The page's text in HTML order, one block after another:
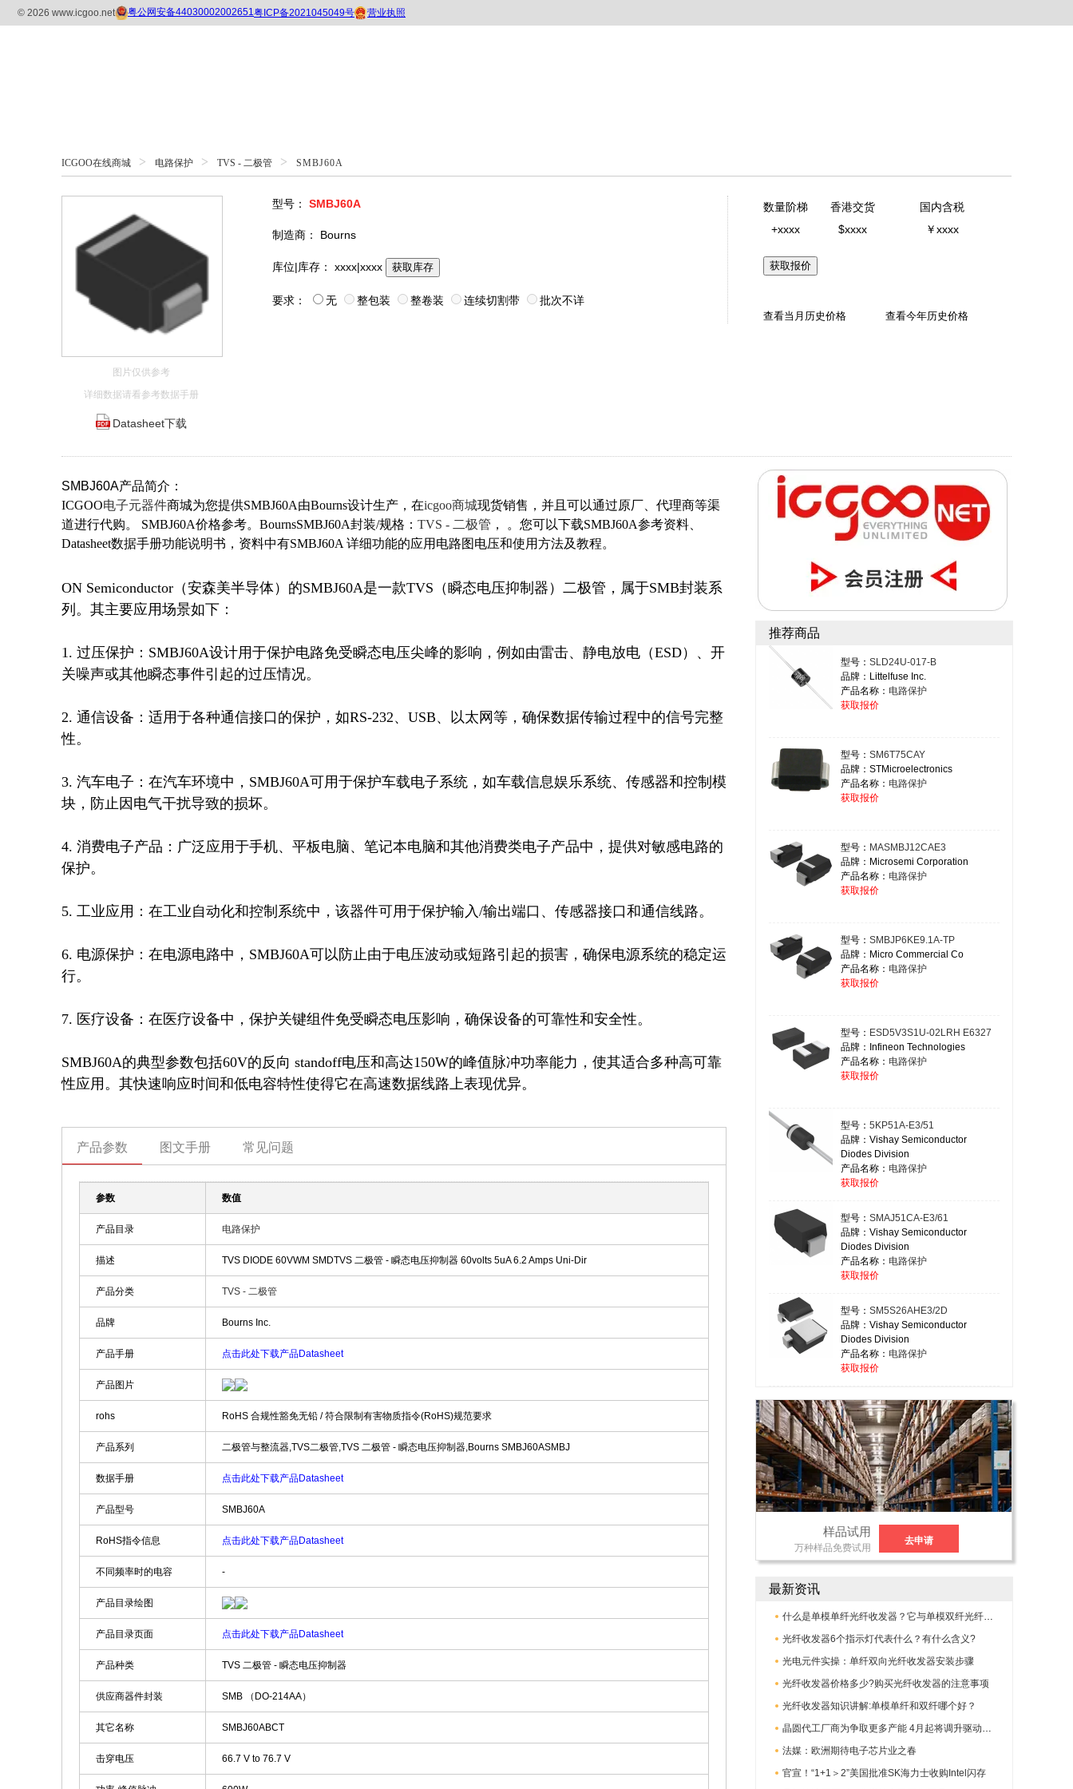
ICGOO在线商城 > 电路保护 > TVS - 二极管 > SMBJ60A
图片仅供参考
详细数据请看参考数据手册
Datasheet下载
型号： SMBJ60A
制造商： Bourns
库位|库存： xxxx|xxxx 获取库存
要求： 无 整包装 整卷装 连续切割带 批次不详
数量阶梯 香港交货
国内含税
+xxxx
$xxxx ￥xxxx
获取报价
查看当月历史价格 查看今年历史价格
SMBJ60A产品简介：
ICGOO电子元器件商城为您提供SMBJ60A由Bourns设计生产，在icgoo商城现货销售，并且可以通过原厂、代理商等渠
道进行代购。 SMBJ60A价格参考。BournsSMBJ60A封装/规格： TVS - 二极管 ， 。您可以下载SMBJ60A参考资料、
Datasheet数据手册功能说明书，资料中有SMBJ60A 详细功能的应用电路图电压和使用方法及教程。
ON Semiconductor（安森美半导体）的SMBJ60A是一款TVS（瞬态电压抑制器）二极管，属于SMB封装系
列。其主要应用场景如下：
1. 过压保护：SMBJ60A设计用于保护电路免受瞬态电压尖峰的影响，例如由雷击、静电放电（ESD）、开
关噪声或其他瞬态事件引起的过压情况。
2. 通信设备：适用于各种通信接口的保护，如RS-232、USB、以太网等，确保数据传输过程中的信号完整
性。
3. 汽车电子：在汽车环境中，SMBJ60A可用于保护车载电子系统，如车载信息娱乐系统、传感器和控制模
块，防止因电气干扰导致的损坏。
4. 消费电子产品：广泛应用于手机、平板电脑、笔记本电脑和其他消费类电子产品中，提供对敏感电路的
保护。
5. 工业应用：在工业自动化和控制系统中，该器件可用于保护输入/输出端口、传感器接口和通信线路。
6. 电源保护：在电源电路中，SMBJ60A可以防止由于电压波动或短路引起的损害，确保电源系统的稳定运
行。
7. 医疗设备：在医疗设备中，保护关键组件免受瞬态电压影响，确保设备的可靠性和安全性。
SMBJ60A的典型参数包括60V的反向 standoff电压和高达150W的峰值脉冲功率能力，使其适合多种高可靠
性应用。其快速响应时间和低电容特性使得它在高速数据线路上表现优异。
产品参数 图文手册 常见问题
参数 数值
产品目录 电路保护
描述 TVS DIODE 60VWM SMDTVS 二极管 - 瞬态电压抑制器 60volts 5uA 6.2 Amps Uni-Dir
产品分类 TVS - 二极管
品牌 Bourns Inc.
产品手册 点击此处下载产品Datasheet
产品图片
rohs RoHS 合规性豁免无铅 / 符合限制有害物质指令(RoHS)规范要求
产品系列 二极管与整流器,TVS二极管,TVS 二极管 - 瞬态电压抑制器,Bourns SMBJ60ASMBJ
数据手册 点击此处下载产品Datasheet
产品型号 SMBJ60A
RoHS指令信息 点击此处下载产品Datasheet
不同频率时的电容 -
产品目录绘图
产品目录页面 点击此处下载产品Datasheet
产品种类 TVS 二极管 - 瞬态电压抑制器
供应商器件封装 SMB （DO-214AA）
其它名称 SMBJ60ABCT
击穿电压 66.7 V to 76.7 V
推荐商品
型号： SLD24U-017-B
品牌：Littelfuse Inc.
产品名称： 电路保护
获取报价
型号： SM6T75CAY
品牌：STMicroelectronics
产品名称： 电路保护
获取报价
型号： MASMBJ12CAE3
品牌：Microsemi Corporation
产品名称： 电路保护
获取报价
型号： SMBJP6KE9.1A-TP
品牌：Micro Commercial Co
产品名称： 电路保护
获取报价
型号： ESD5V3S1U-02LRH E6327
品牌：Infineon Technologies
产品名称： 电路保护
获取报价
型号： 5KP51A-E3/51
品牌：Vishay Semiconductor
Diodes Division
产品名称： 电路保护
获取报价
型号： SMAJ51CA-E3/61
品牌：Vishay Semiconductor
Diodes Division
产品名称： 电路保护
获取报价
型号： SM5S26AHE3/2D
品牌：Vishay Semiconductor
Diodes Division
产品名称： 电路保护
获取报价
样品试用
万种样品免费试用
去申请
最新资讯
什么是单模单纤光纤收发器？它与单模双纤光纤收发器有何不同?
光纤收发器6个指示灯代表什么？有什么含义?
光电元件实操：单纤双向光纤收发器安装步骤
光纤收发器价格多少?购买光纤收发器的注意事项
光纤收发器知识讲解:单模单纤和双纤哪个好？
晶圆代工厂商为争取更多产能 4月起将调升驱动IC代工报价
法媒：欧洲期待电子芯片业之春
官宣！“1+1＞2”美国批准SK海力士收购Intel闪存